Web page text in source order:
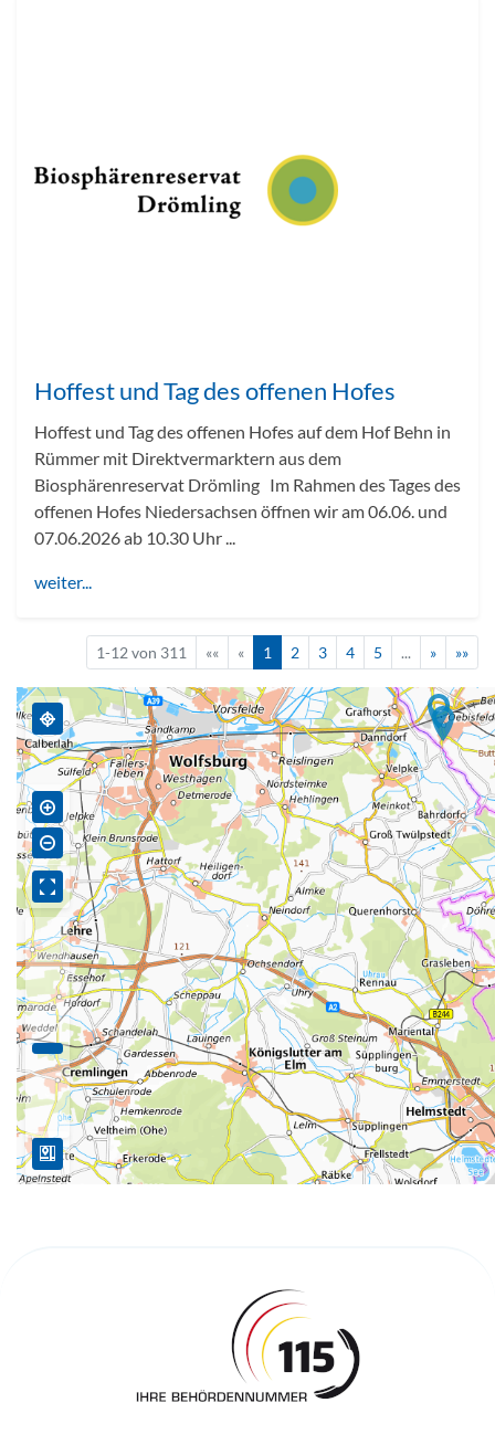
Hoffest und Tag des offenen Hofes
Hoffest und Tag des offenen Hofes auf dem Hof Behn in
Rümmer mit Direktvermarktern aus dem
Biosphärenreservat Drömling Im Rahmen des Tages des
offenen Hofes Niedersachsen öffnen wir am 06.06. und
07.06.2026 ab 10.30 Uhr ...
weiter...
1-12 von 311 «« « 1 2 3 4 5 ... » »»